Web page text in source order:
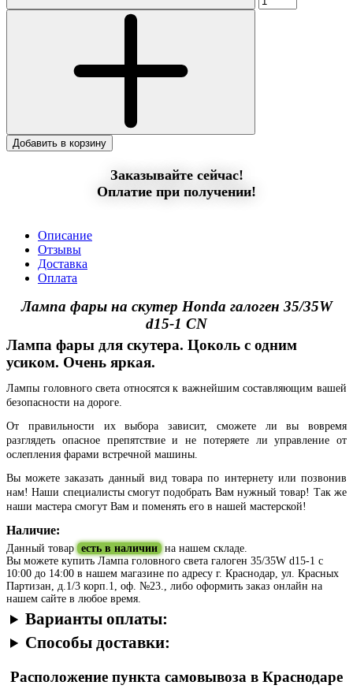
Добавить в корзину
Заказывайте сейчас!
Оплатие при получении!
Описание
Отзывы
Доставка
Оплата
Лампа фары на скутер Honda галоген 35/35W
d15-1 CN
Лампа фары для скутера. Цоколь с одним
усиком. Очень яркая.
Лампы головного света относятся к важнейшим составляющим вашей
безопасности на дороге.
От правильности их выбора зависит, сможете ли вы вовремя
разглядеть опасное препятствие и не потеряете ли управление от
ослепления фарами встречной машины.
Вы можете заказать данный вид товара по интернету или позвонив
нам! Наши специалисты смогут подобрать Вам нужный товар! Так же
наши мастера смогут Вам и поменять его в нашей мастерской!
Наличие:
Данный товар есть в наличии на нашем складе.
Вы можете купить Лампа головного света галоген 35/35W d15-1 с
10:00 до 14:00 в нашем магазине по адресу г. Краснодар, ул. Красных
Партизан, д.1/3 корп.1, оф. №23., либо оформить заказ онлайн на
нашем сайте в любое время.
Варианты оплаты:
Способы доставки:
Расположение пункта самовывоза в Краснодаре